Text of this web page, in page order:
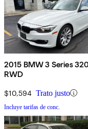
2015 BMW 3 Series
RWD
$10,594 Trato justo
Incluye tarifas de conc.